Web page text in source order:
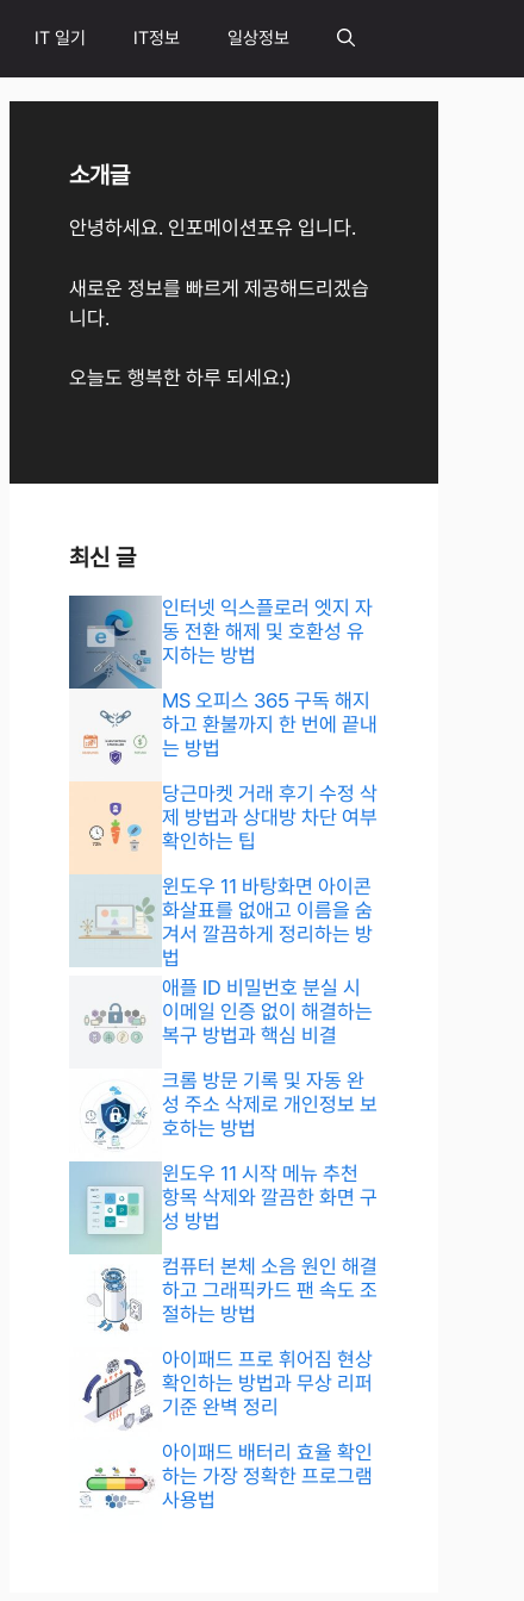
IT 일기 IT정보 일상정보
소개글
안녕하세요. 인포메이션포유 입니다.
새로운 정보를 빠르게 제공해드리겠습
니다.
오늘도 행복한 하루 되세요:)
최신 글
인터넷 익스플로러 엣지 자
동 전환 해제 및 호환성 유
지하는 방법
MS 오피스 365 구독 해지
하고 환불까지 한 번에 끝내
는 방법
당근마켓 거래 후기 수정 삭
제 방법과 상대방 차단 여부
확인하는 팁
윈도우 11 바탕화면 아이콘
화살표를 없애고 이름을 숨
겨서 깔끔하게 정리하는 방
법
애플 ID 비밀번호 분실 시
이메일 인증 없이 해결하는
복구 방법과 핵심 비결
크롬 방문 기록 및 자동 완
성 주소 삭제로 개인정보 보
호하는 방법
윈도우 11 시작 메뉴 추천
항목 삭제와 깔끔한 화면 구
성 방법
컴퓨터 본체 소음 원인 해결
하고 그래픽카드 팬 속도 조
절하는 방법
아이패드 프로 휘어짐 현상
확인하는 방법과 무상 리퍼
기준 완벽 정리
아이패드 배터리 효율 확인
하는 가장 정확한 프로그램
사용법